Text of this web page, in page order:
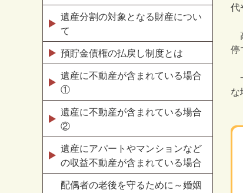
代
停
な
遺産分割の対象となる財産につい
て
預貯金債権の払戻し制度とは
遺産に不動産が含まれている場合
①
遺産に不動産が含まれている場合
②
遺産にアパートやマンションなど
の収益不動産が含まれている場合
配偶者の老後を守るために～婚姻